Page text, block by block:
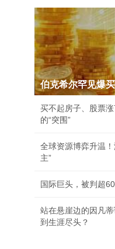
伯克希尔罕见爆
买不起房子、股票
的“突围”
全球资源博弈升温
主”
国际巨头，被判超
站在悬崖边的因凡
到生涯尽头？